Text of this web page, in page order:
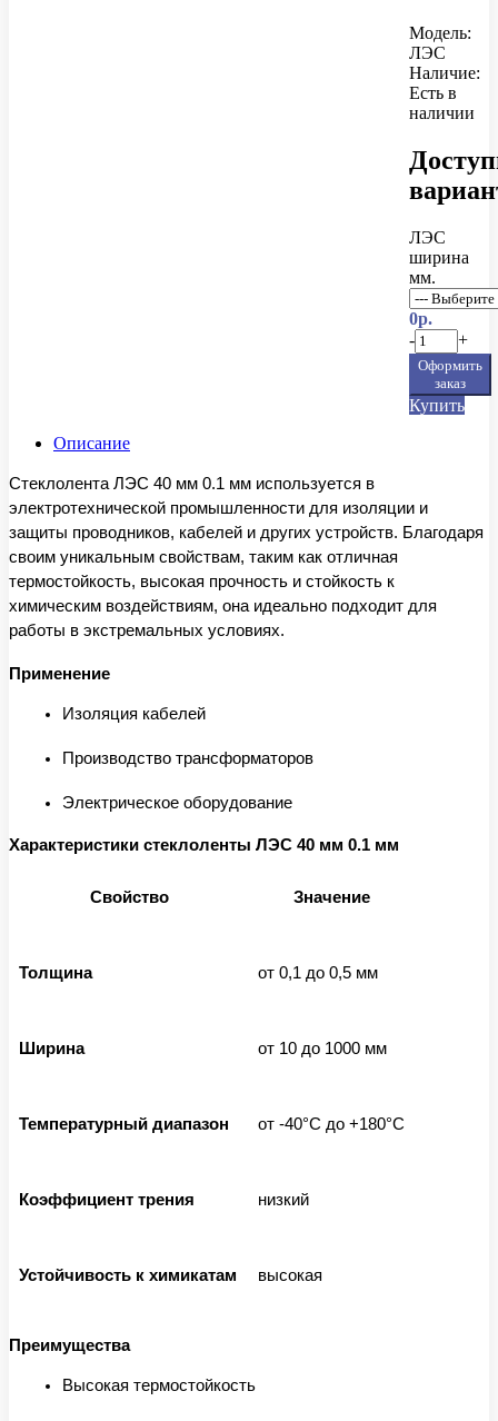
Модель:
ЛЭС
Наличие:
Есть в
наличии
ЛЭС
ширина
мм.
0р.
-
+
Оформить
заказ
Купить
Описание
Стеклолента ЛЭС 40 мм 0.1 мм используется в
электротехнической промышленности для изоляции и
защиты проводников, кабелей и других устройств. Благодаря
своим уникальным свойствам, таким как отличная
термостойкость, высокая прочность и стойкость к
химическим воздействиям, она идеально подходит для
работы в экстремальных условиях.
Применение
Изоляция кабелей
Производство трансформаторов
Электрическое оборудование
Характеристики стеклоленты ЛЭС 40 мм 0.1 мм
Свойство Значение
Толщина от 0,1 до 0,5 мм
Ширина от 10 до 1000 мм
Температурный диапазон от -40°C до +180°C
Коэффициент трения низкий
Устойчивость к химикатам высокая
Преимущества
Высокая термостойкость